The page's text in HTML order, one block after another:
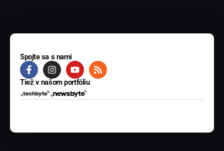
Spojte sa s nami
Tiež v našom portfóliu